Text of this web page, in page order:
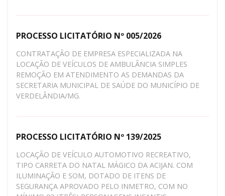
PROCESSO LICITATÓRIO Nº 005/2026
CONTRATAÇÃO DE EMPRESA ESPECIALIZADA NA
LOCAÇÃO DE VEÍCULOS DE AMBULÂNCIA SIMPLES
REMOÇÃO EM ATENDIMENTO AS DEMANDAS DA
SECRETARIA MUNICIPAL DE SAÚDE DO MUNICÍPIO DE
VERDELÂNDIA/MG.
PROCESSO LICITATÓRIO Nº 139/2025
LOCAÇÃO DE VEÍCULO AUTOMOTIVO RECREATIVO,
TIPO CARRETA DO NATAL MÁGICO DA ACIJAN. COM
ILUMINAÇÃO E SOM, DOTADO DE ITENS DE
SEGURANÇA APROVADO PELO INMETRO, COM NO